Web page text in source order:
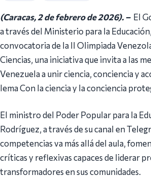
(Caracas, 2 de febrero de 2026). –El
a través del Ministerio para la
convocatoria de la II Olimpiada
Ciencias, una iniciativa que invita a las
Venezuela a unir ciencia, conciencia y
lema Con la ciencia y la conciencia
El ministro del Poder Popular para la
Rodríguez, a través de su canal en
competencias va más allá del aula,
críticas y reflexivas capaces de liderar
transformadores en sus comunidades.